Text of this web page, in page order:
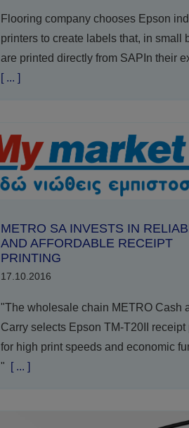
Flooring company chooses Epson
printers to create labels that, in small
are printed directly from SAPIn their
[ ... ]
METRO SA INVESTS IN
AND AFFORDABLE RECEIPT
PRINTING
17.10.2016
"The wholesale chain METRO Cash
Carry selects Epson TM-T20II receipt
for high print speeds and economic
"
[ ... ]